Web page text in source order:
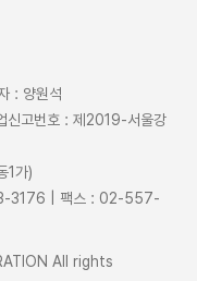
: 양원석
고번호 : 제2019-서울강
1가)
3176 | 팩스 : 02-557-
All rights